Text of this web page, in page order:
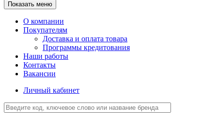
Показать меню
О компании
Покупателям
Доставка и оплата товара
Программы кредитования
Наши работы
Контакты
Вакансии
Личный кабинет